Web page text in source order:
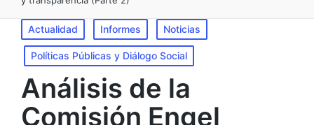
Actualidad Informes Noticias
Políticas Públicas y Diálogo Social
Análisis de la
Comisión Engel